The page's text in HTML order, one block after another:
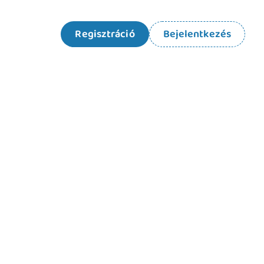
Regisztráció Bejelentkezés